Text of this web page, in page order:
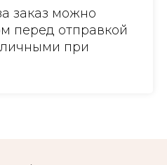
заказ можно
перед отправкой
при